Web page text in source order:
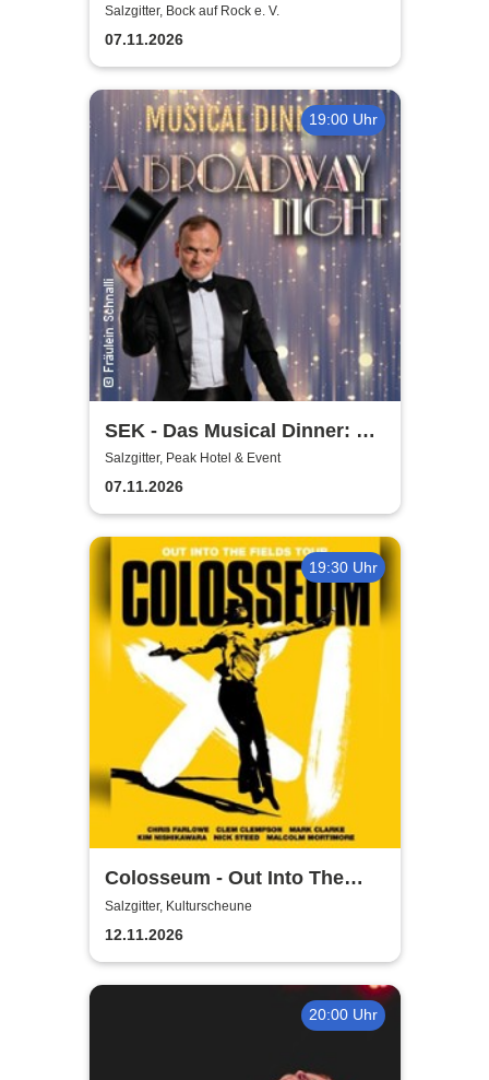
gemeinnütziger e. V.
Salzgitter, Bock auf Rock e. V.
07.11.2026
19:00 Uhr
SEK - Das Musical Dinner: A
Broadway Night
Salzgitter, Peak Hotel & Event
07.11.2026
19:30 Uhr
Colosseum - Out Into The
Fields
Salzgitter, Kulturscheune
12.11.2026
20:00 Uhr